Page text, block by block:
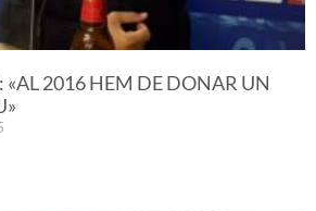
«AL 2016 HEM DE DONAR UN